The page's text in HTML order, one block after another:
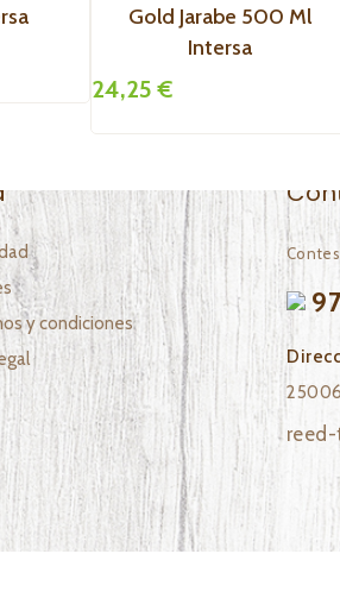
Gold Jarabe 500 Ml
Intersa
24,25 €
y condiciones